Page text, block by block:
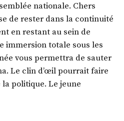
nationale. Chers
de rester dans la continuité
en restant au sein de
immersion totale sous les
vous permettra de sauter
Le clin d’œil pourrait faire
politique. Le jeune